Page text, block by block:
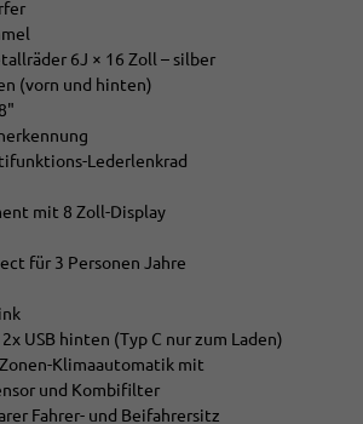
6J × 16 Zoll – silber
(vorn und hinten)
Lederlenkrad
mit 8 Zoll-Display
für 3 Personen Jahre
2x USB hinten (Typ C nur zum Laden)
Klimaautomatik mit
und Kombifilter
Fahrer- und Beifahrersitz